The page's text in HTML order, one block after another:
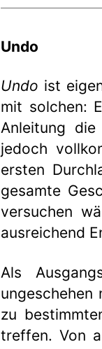
Undo
Undo ist
mit solchen:
Anleitung
jedoch
ersten
gesamte
versuchen
ausreichend
Als
ungeschehen
zu
treffen. Von